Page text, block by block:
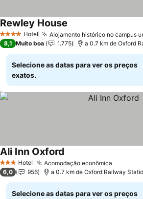
4 EstrelasHotel Alojamento histórico no campus
Rewley House
8,1 Muito boa 1.775 a 0.7 km de Oxford
Selecione as datas para ver os preços
exatos.
3 EstrelasHotel Acomodação econômica
Ali Inn Oxford
6,0 956 a 0.7 km de Oxford Railway
Selecione as datas para ver os preços